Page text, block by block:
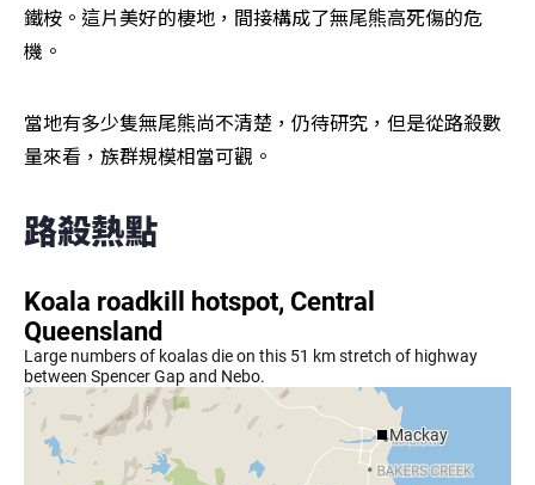
鐵桉。這片美好的棲地，間接構成了無尾熊高死傷的危
機。
當地有多少隻無尾熊尚不清楚，仍待研究，但是從路殺數
量來看，族群規模相當可觀。
路殺熱點